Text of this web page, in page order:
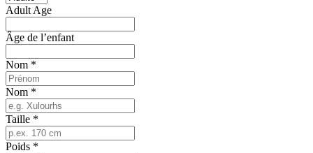
Adult Age
Âge de l’enfant
Nom *
Nom *
Taille *
Poids *